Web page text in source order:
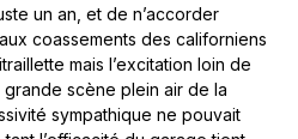
un an, et de n’accorder
coassements des californiens
mais l’excitation loin de
scène plein air de la
sympathique ne pouvait